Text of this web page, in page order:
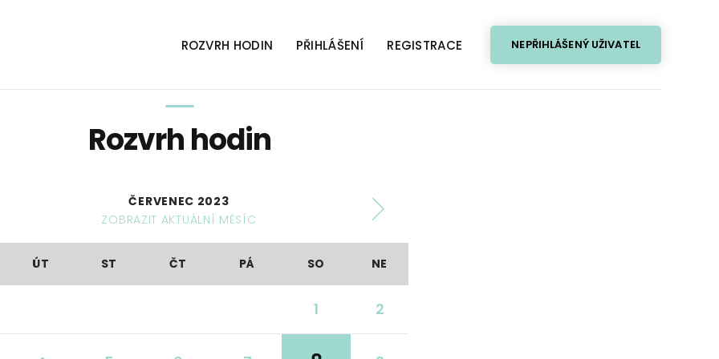
ROZVRH HODIN PŘIHLÁŠENÍ REGISTRACE NEPŘIHLÁŠENÝ UŽIVATEL
Rozvrh hodin
ČERVENEC 2023
ZOBRAZIT AKTUÁLNÍ MĚSÍC
ÚT ST ČT PÁ SO NE
1 2